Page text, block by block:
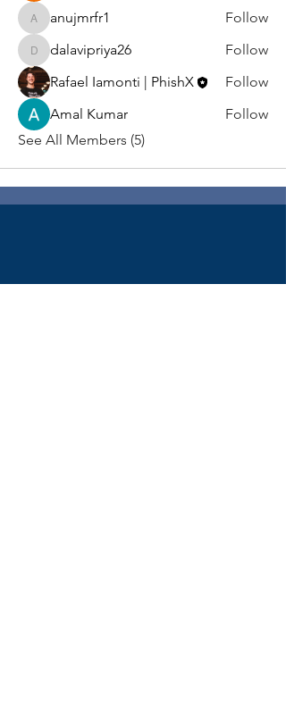
anujmrfr1
anujmrfr1 Follow
dalavipriya26
dalavipriya26
Follow
Rafael Iamonti | PhishX
Follow
Amal Kumar
Follow
See All Members (5)